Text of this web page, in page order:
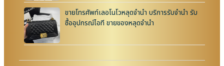
ขายโทรศัพท์เลอโนโวหลุดจำนำ บริการรับจำนำ รับ
ซื้ออุปกรณ์ไอที ขายของหลุดจำนำ